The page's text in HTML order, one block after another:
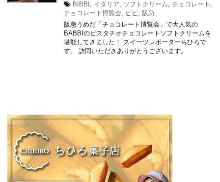
BIBBI , イタリア, ソフトクリーム, チョコレート ,
チョコレート博覧会, ビビ, 阪急
阪急うめだ「チョコレート博覧会」で大人気の
BABBIのピスタチオチョコレートソフトクリームを
堪能してきました！ スイーツレポーターちひろで
す。 訪問いただきありがとうございます。